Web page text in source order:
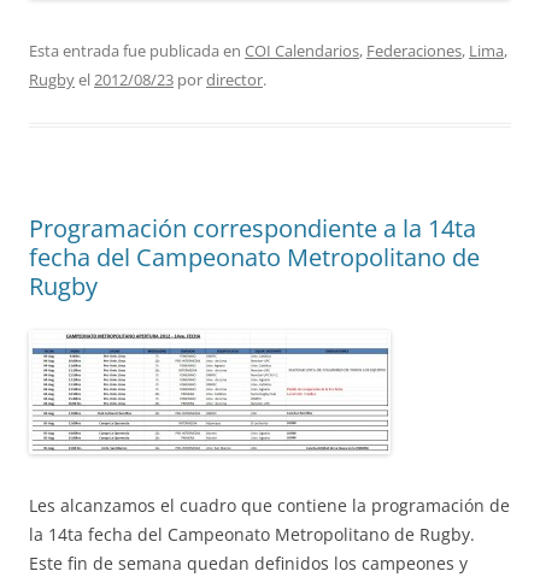
Esta entrada fue publicada en COI Calendarios, Federaciones, Lima,
Rugbyel2012/08/23 pordirector.
Programación correspondiente a la 14ta
fecha del Campeonato Metropolitano de
Rugby
Les alcanzamos el cuadro que contiene la programación de
la 14ta fecha del Campeonato Metropolitano de Rugby.
Este fin de semana quedan definidos los campeones y